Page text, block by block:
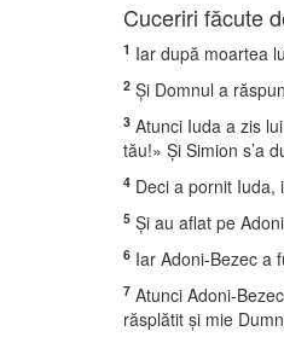
Cuceriri făcute
1 Iar după moartea
2 Şi Domnul a
3 Atunci Iuda a zis
tău!» Şi Simion s’a
4 Deci a pornit Iuda,
5 Şi au aflat pe
6 Iar Adoni-Bezec a
7 Atunci Adoni-
răsplătit şi mie